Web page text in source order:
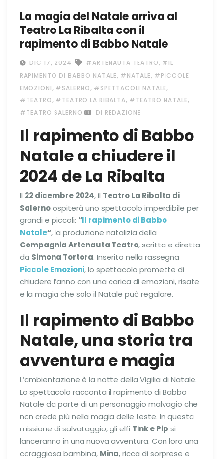
La magia del Natale arriva al
Teatro La Ribalta con il
rapimento di Babbo Natale
DIC 17, 2024 #ARTENAUTA TEATRO, #IL
RAPIMENTO DI BABBO NATALE, #NATALE, #PICCOLE
EMOZIONI, #SALERNO, #SPETTACOLI NATALE,
#TEATRO, #TEATRO LA RIBALTA, #TEATRO NATALE,
#TEATRO SALERNO DI REDAZIONE
Il rapimento di Babbo
Natale a chiudere il
2024 de La Ribalta
Il 22 dicembre 2024, il Teatro La Ribalta di
Salernoospiterà uno spettacolo imperdibile per
grandi e piccoli: “Il rapimento di Babbo
Natale“, la produzione natalizia della
Compagnia Artenauta Teatro, scritta e diretta
da Simona Tortora. Inserito nella rassegna
Piccole Emozioni, lo spettacolo promette di
chiudere l’anno con una carica di emozioni, risate
e la magia che solo il Natale può regalare.
Il rapimento di Babbo
Natale, una storia tra
avventura e magia
L’ambientazione è la notte della Vigilia di Natale.
Lo spettacolo racconta il rapimento di Babbo
Natale da parte di un personaggio malvagio che
non crede più nella magia delle feste. In questa
missione di salvataggio, gli elfi Tink e Pip si
lanceranno in una nuova avventura. Con loro una
coraggiosa bambina, Mina, ricca di sorprese e